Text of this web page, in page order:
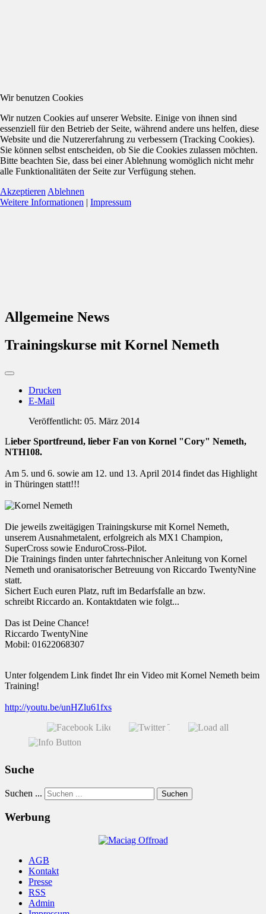
Allgemeine News
Trainingskurse mit Kornel Nemeth
Drucken
E-Mail
Veröffentlicht: 05. März 2014
Lieber Sportfreund, lieber Fan von Kornel "Cory" Nemeth,
NTH108.
Am 5. und 6. sowie am 12. und 13. April 2014 findet das Highlight
in Thüringen statt!!!
Die jeweils zweitägigen Trainingskurse mit Kornel Nemeth,
unserem Ausnahmetalent, erfolgreich als MX1 Champion,
SuperCross sowie EnduroCross-Pilot.
Die Trainings finden unter fahrtechnischer Anleitung von Kornel
Nemeth und oranisatorischer Betreuung von Riccardo TwentyNine
statt.
Sichert Euch euren Platz, ruft im Bedarfsfalle an bzw.
schreibt Riccardo an. Kontaktdaten wie folgt...
Das ist Deine Chance!
Riccardo TwentyNine
Mobil: 01622068307
Unter folgendem Link findet Ihr ein Video mit Kornel Nemeth beim
Training!
http://youtu.be/unHZlu61fxs
Suche
Suchen ... Suchen
Werbung
AGB
Kontakt
Presse
RSS
Admin
Wir benutzen Cookies
Wir nutzen Cookies auf unserer Website. Einige von ihnen sind
essenziell für den Betrieb der Seite, während andere uns helfen, diese
Website und die Nutzererfahrung zu verbessern (Tracking Cookies).
Sie können selbst entscheiden, ob Sie die Cookies zulassen möchten.
Bitte beachten Sie, dass bei einer Ablehnung womöglich nicht mehr
alle Funktionalitäten der Seite zur Verfügung stehen.
Akzeptieren Ablehnen
Weitere Informationen | Impressum